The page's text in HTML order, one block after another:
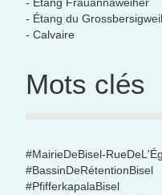
- Étang du
- Calvaire
Mots clés
#MairieDeBisel-
#BassinDeRétentionBisel
#PfifferkapalaBisel